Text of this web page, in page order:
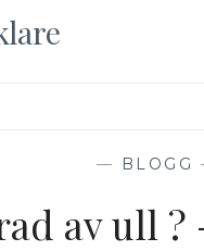
— BLOGG
av ull